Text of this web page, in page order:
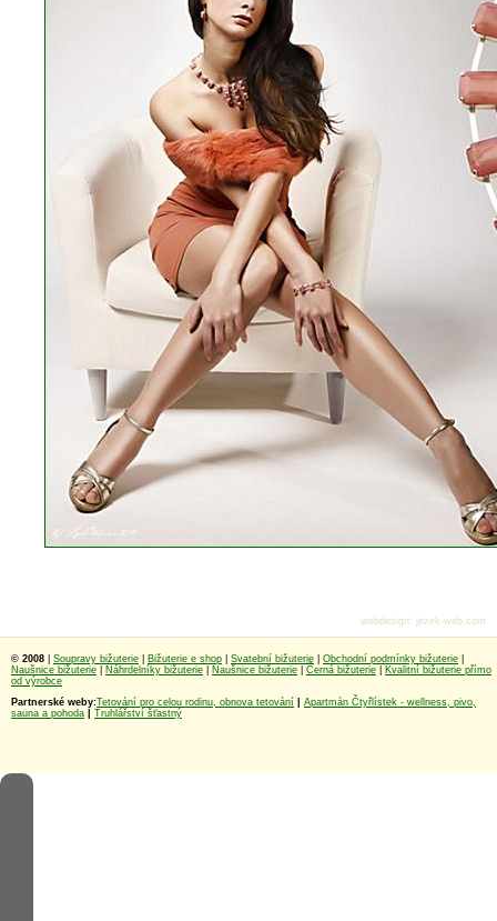
© 2008 Soupravy bižuterie Bižuterie e shop Svatební bižuterie Obchodní podmínky bižuterie
Naušnice bižuterie
Náhrdelníky bižuterie Naušnice bižuterie Černá bižuterie
Kvalitní bižuterie přímo
od výrobce
Partnerské weby:Tetování pro celou rodinu, obnova tetování
Apartmán Čtyřlístek - wellness, pivo,
sauna a pohoda
Truhlářství šťastný
webdesign: jezek-web.com